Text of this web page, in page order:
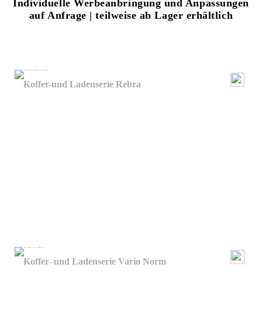
Individuelle Werbeanbringung und Anpassungen
auf Anfrage | teilweise ab Lager erhältlich
Koffer-und Ladenserie Rebra
Koffer- und Ladenserie Vario Norm